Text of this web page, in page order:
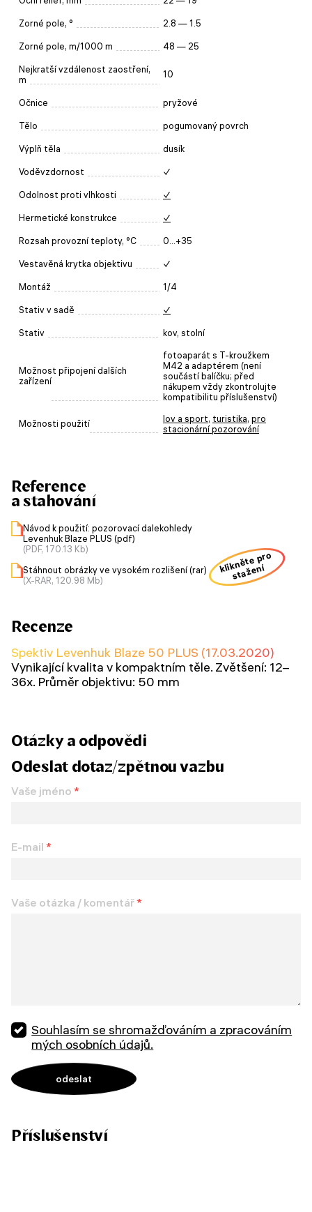
Zorné pole, ° 2.8 — 1.5
Zorné pole, m/1000 m 48 — 25
Nejkratší vzdálenost zaostření,
m
10
Očnice pryžové
Tělo pogumovaný povrch
Výplň těla dusík
Voděvzdornost ✓
Odolnost proti vlhkosti ✓
Hermetické konstrukce ✓
Rozsah provozní teploty, °C 0...+35
Vestavěná krytka objektivu ✓
Montáž 1/4
Stativ v sadě ✓
Stativ kov, stolní
Možnost připojení dalších
zařízení
fotoaparát s T-kroužkem
M42 a adaptérem (není
součástí balíčku; před
nákupem vždy zkontrolujte
kompatibilitu příslušenství)
Možnosti použití lov a sport, turistika, pro
stacionární pozorování
Reference
a stahování
Návod k použití: pozorovací dalekohledy
Levenhuk Blaze PLUS (pdf)
(PDF, 170.13 Kb)
Stáhnout obrázky ve vysokém rozlišení (rar)
(X-RAR, 120.98 Mb)
klikněte pro
stažení
Recenze
Spektiv Levenhuk Blaze 50 PLUS (17.03.2020)
Vynikající kvalita v kompaktním těle. Zvětšení: 12–
36x. Průměr objektivu: 50 mm
Otázky a odpovědi
Odeslat dotaz/zpětnou vazbu
Vaše jméno *
E-mail *
Vaše otázka / komentář*
Souhlasím se shromažďováním a zpracováním
mých osobních údajů.
Příslušenství